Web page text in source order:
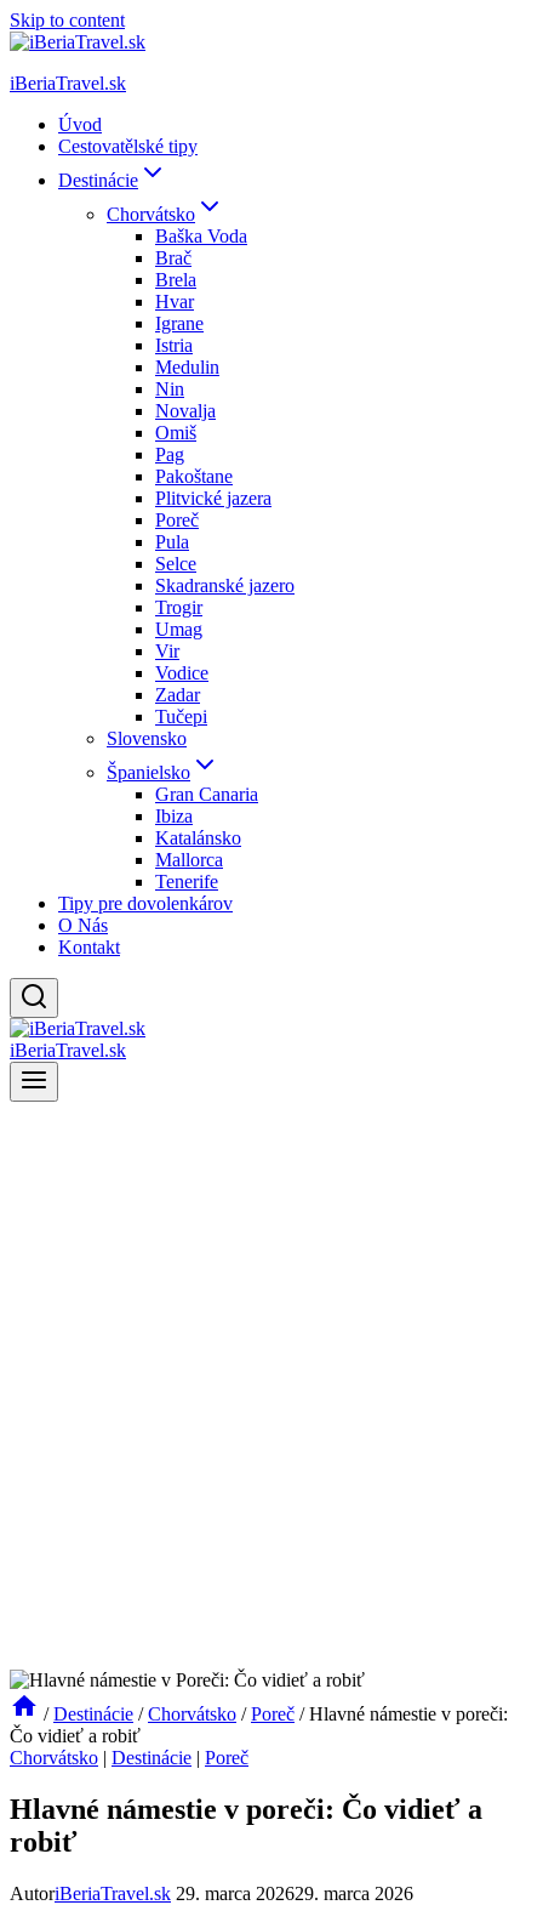
Skip to content
iBeriaTravel.sk
Úvod
Cestovatělské tipy
Destinácie
Chorvátsko
Baška Voda
Brač
Brela
Hvar
Igrane
Istria
Medulin
Nin
Novalja
Omiš
Pag
Pakoštane
Plitvické jazera
Poreč
Pula
Selce
Skadranské jazero
Trogir
Umag
Vir
Vodice
Zadar
Tučepi
Slovensko
Španielsko
Gran Canaria
Ibiza
Katalánsko
Mallorca
Tenerife
Tipy pre dovolenkárov
O Nás
Kontakt
iBeriaTravel.sk
/ Destinácie / Chorvátsko / Poreč / Hlavné námestie v poreči:
Čo vidieť a robiť
Chorvátsko | Destinácie | Poreč
Hlavné námestie v poreči: Čo vidieť a
robiť
AutoriBeriaTravel.sk 29. marca 202629. marca 2026